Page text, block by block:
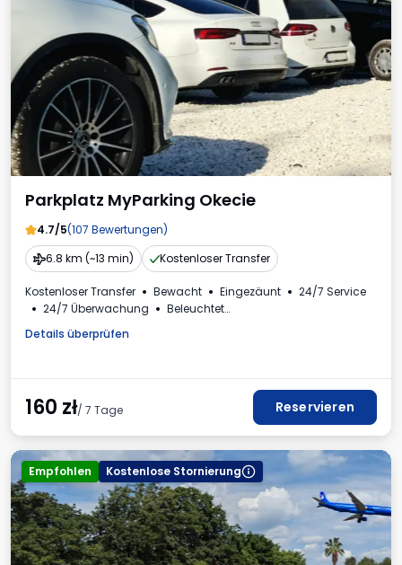
Parkplatz MyParking Okecie
4.7/5(107 Bewertungen)
6.8 km (~13 min)
Kostenloser Transfer
Kostenloser Transfer Bewacht Eingezäunt
24/7 Service
24/7 Überwachung
Beleuchtet
Ladestation für Elektroautos
Toilette
Mehrwertsteuerrechnung
Details überprüfen
160 zł/ 7 Tage Reservieren
Empfohlen Kostenlose Stornierung